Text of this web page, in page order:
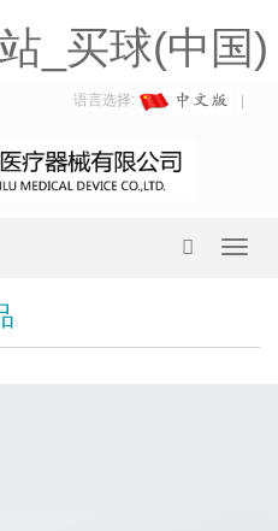
_买球(中国)
语言选择: